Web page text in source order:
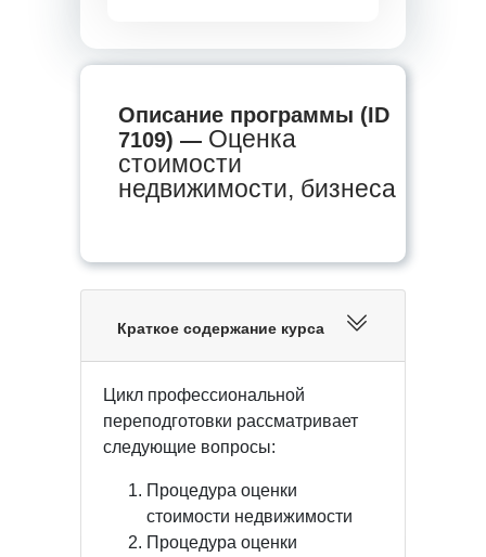
Описание программы (ID
7109) — Оценка
стоимости
недвижимости, бизнеса
Краткое содержание курса
Цикл профессиональной
переподготовки рассматривает
следующие вопросы:
Процедура оценки
стоимости недвижимости
Процедура оценки